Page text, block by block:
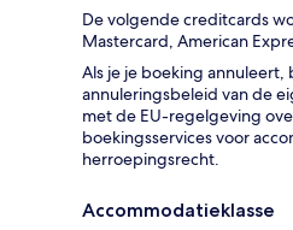
De volgende creditcards
Mastercard, American
Als je je boeking
annuleringsbeleid van de
met de EU-regelgeving
boekingsservices voor
herroepingsrecht.
Accommodatieklasse